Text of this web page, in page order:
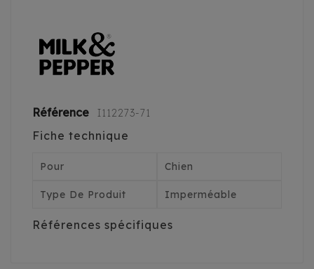
Référence I112273-71
Fiche technique
Pour Chien
Type De Produit Imperméable
Références spécifiques